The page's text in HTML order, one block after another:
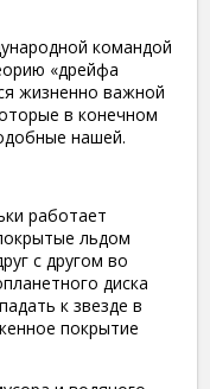
командой
«дрейфа
жизненно важной
в конечном
нашей.
работает
льдом
с другом во
диска
к звезде в
покрытие